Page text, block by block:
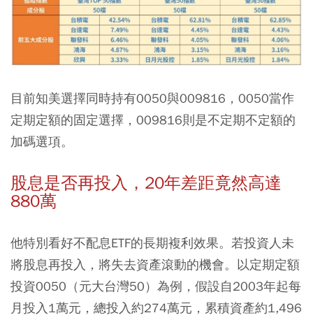
目前知美選擇同時持有0050與009816，0050當作
定期定額的固定選擇，009816則是不定期不定額的
加碼選項。
股息是否再投入，20年差距竟然高達
880萬
他特別看好不配息ETF的長期複利效果。若投資人未
將股息再投入，將失去資產滾動的機會。以定期定額
投資0050（元大台灣50）為例，假設自2003年起每
月投入1萬元，總投入約274萬元，累積資產約1,496